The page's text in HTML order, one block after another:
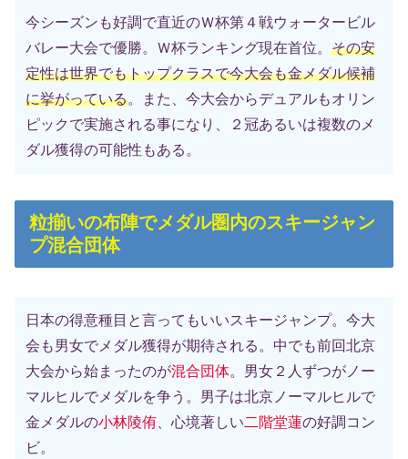
今シーズンも好調で直近のＷ杯第４戦ウォータービル
バレー大会で優勝。Ｗ杯ランキング現在首位。 その安
定性は世界でもトップクラスで今大会も金メダル候補
に挙がっている。また、今大会からデュアルもオリン
ピックで実施される事になり、２冠あるいは複数のメ
ダル獲得の可能性もある。
粒揃いの布陣でメダル圏内のスキージャン
プ混合団体
日本の得意種目と言ってもいいスキージャンプ。今大
会も男女でメダル獲得が期待される。中でも前回北京
大会から始まったのが混合団体。男女２人ずつがノー
マルヒルでメダルを争う。男子は北京ノーマルヒルで
金メダルの小林陵侑 、心境著しい二階堂蓮の好調コン
ビ。